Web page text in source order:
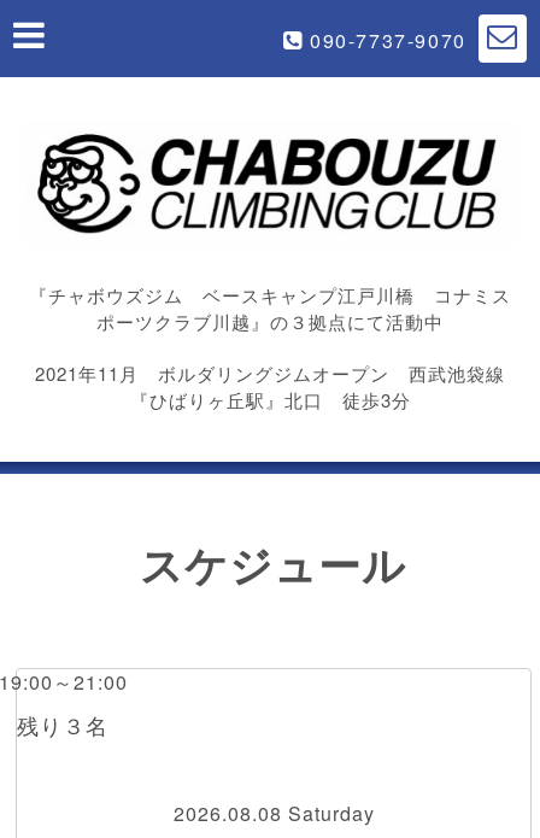
090-7737-9070
『チャボウズジム ベースキャンプ江戸川橋 コナミス
ポーツクラブ川越』の３拠点にて活動中
2021年11月 ボルダリングジムオープン 西武池袋線
『ひばりヶ丘駅』北口 徒歩3分
スケジュール
～21:00
り３名
2026.08.08 Saturday